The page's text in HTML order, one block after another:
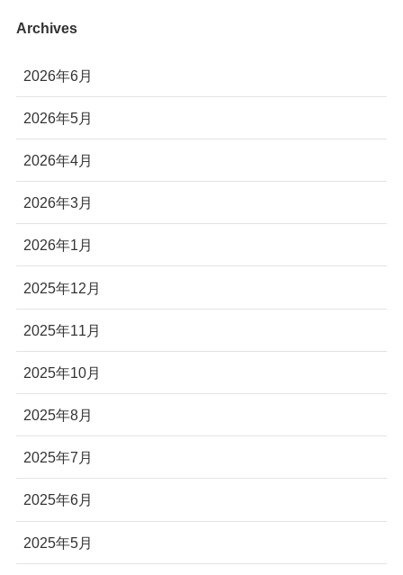
Archives
2026年6月
2026年5月
2026年4月
2026年3月
2026年1月
2025年12月
2025年11月
2025年10月
2025年8月
2025年7月
2025年6月
2025年5月